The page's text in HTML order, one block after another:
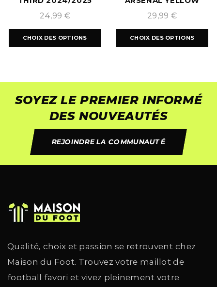
24,99 €
CHOIX DES OPTIONS
ÉDITION
29,99 €
CHOIX DES OPTIONS
SOYEZ LE PREMIER INFORMÉ
DES NOUVEAUTÉS
REJOINDRE LA COMMUNAUTÉ
Qualité, choix et passion se retrouvent chez
Maison du Foot. Trouvez votre maillot de
football favori et vivez pleinement votre